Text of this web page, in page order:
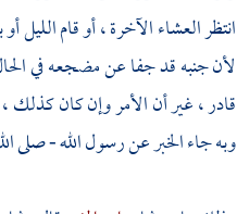
انتظر العشاء الآخرة ، أو قام
لأن جنبه قد جفا عن مضجعه في
قادر ، غير أن الأمر وإن كان كذلك
وبه جاء الخبر عن رسول الله - صلى